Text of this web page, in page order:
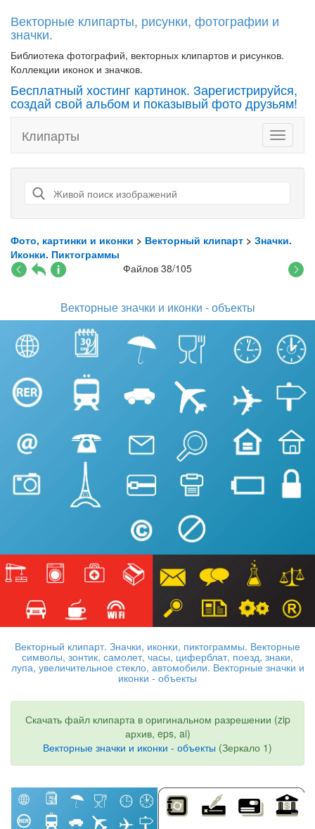
Векторные клипарты, рисунки, фотографии и
значки.
Библиотека фотографий, векторных клипартов и рисунков.
Коллекции иконок и значков.
Бесплатный хостинг картинок. Зарегистрируйся,
создай свой альбом и показывый фото друзьям!
Toggle
Клипарты
Фото, картинки и иконки > Векторный клипарт > Значки.
Иконки. Пиктограммы
Файлов 38/105
Векторные значки и иконки - объекты
Векторный клипарт. Значки, иконки, пиктограммы. Векторные
символы, зонтик, самолет, часы, циферблат, поезд, знаки,
лупа, увеличительное стекло, автомобили. Векторные значки и
иконки - объекты
Скачать файл клипарта в оригинальном разрешении (zip
архив, eps, ai)
Векторные значки и иконки - объекты (Зеркало 1)